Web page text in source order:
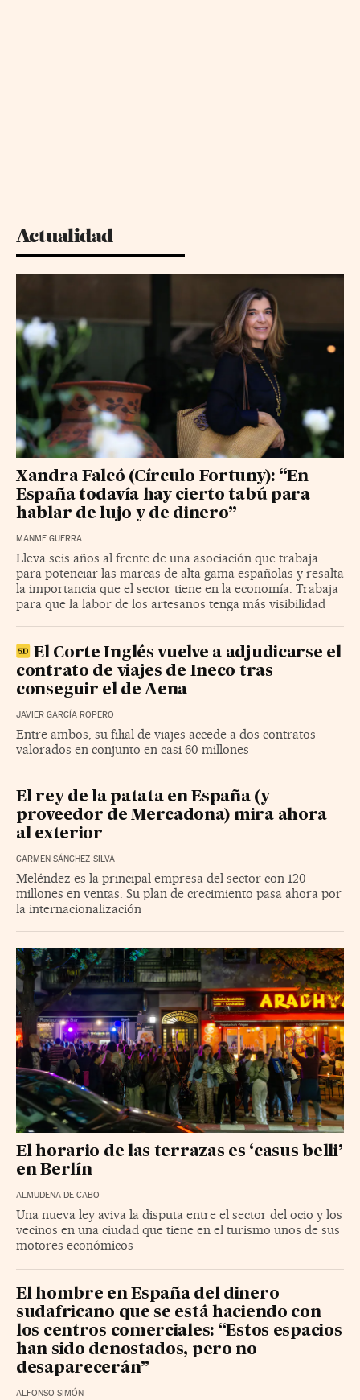
Actualidad
Xandra Falcó (Círculo Fortuny): “En
España todavía hay cierto tabú para
hablar de lujo y de dinero”
MANME GUERRA
Lleva seis años al frente de una asociación que trabaja
para potenciar las marcas de alta gama españolas y resalta
la importancia que el sector tiene en la economía. Trabaja
para que la labor de los artesanos tenga más visibilidad
El Corte Inglés vuelve a adjudicarse el
contrato de viajes de Ineco tras
conseguir el de Aena
JAVIER GARCÍA ROPERO
Entre ambos, su filial de viajes accede a dos contratos
valorados en conjunto en casi 60 millones
El rey de la patata en España (y
proveedor de Mercadona) mira ahora
al exterior
CARMEN SÁNCHEZ-SILVA
Meléndez es la principal empresa del sector con 120
millones en ventas. Su plan de crecimiento pasa ahora por
la internacionalización
El horario de las terrazas es ‘casus belli’
en Berlín
ALMUDENA DE CABO
Una nueva ley aviva la disputa entre el sector del ocio y los
vecinos en una ciudad que tiene en el turismo unos de sus
motores económicos
El hombre en España del dinero
sudafricano que se está haciendo con
los centros comerciales: “Estos espacios
han sido denostados, pero no
desaparecerán”
ALFONSO SIMÓN